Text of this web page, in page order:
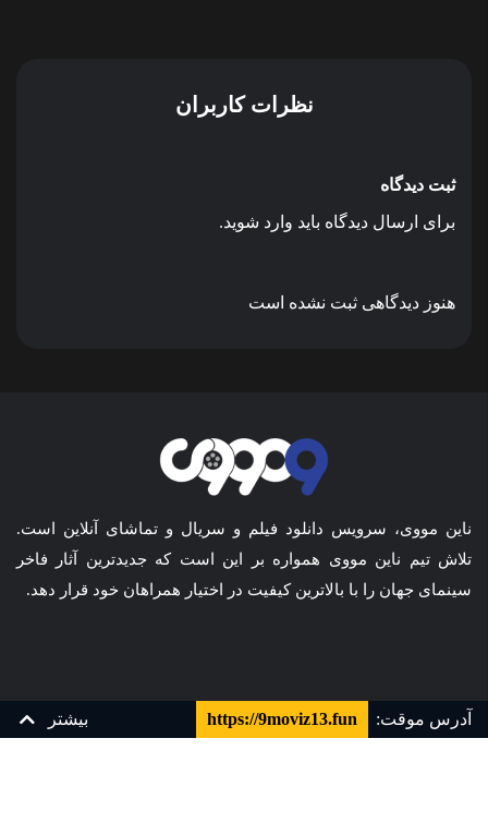
نظرات کاربران
ثبت دیدگاه
برای ارسال دیدگاه باید وارد شوید.
هنوز دیدگاهی ثبت نشده است
آدرس موقت: https://9moviz13.fun بیشتر
ناین مووی، سرویس دانلود فیلم و سریال و تماشای آنلاین است.
تلاش تیم ناین مووی همواره بر این است که جدیدترین آثار فاخر
سینمای جهان را با بالاترین کیفیت در اختیار همراهان خود قرار دهد.
مجله
قیمت ها
همکاری با ما
سوالات متداول